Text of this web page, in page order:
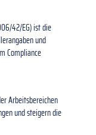
42/EG) ist die
und
Compliance
Arbeitsbereichen
und steigern die